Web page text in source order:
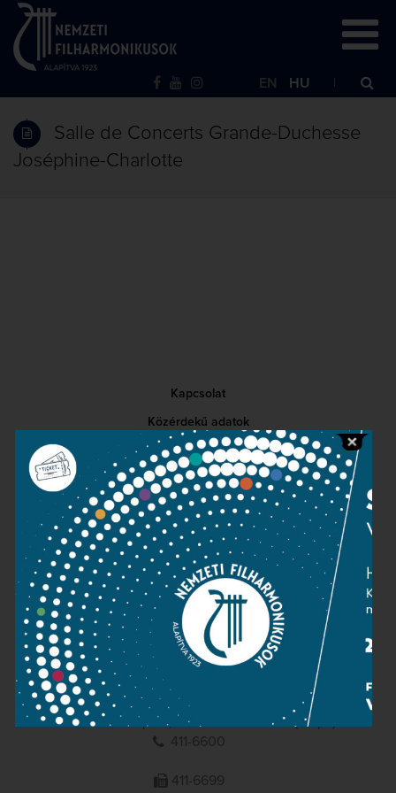
EN HU
Salle de Concerts Grande-Duchesse
Joséphine-Charlotte
Kapcsolat
Közérdekű adatok
Sajtószoba
Adatvédelem
Impresszum
NEMZETI
FILHARMONIKUSOK
1095 Budapest, Komor Marcell u. 1. (Müpa)
411-6600
411-6699